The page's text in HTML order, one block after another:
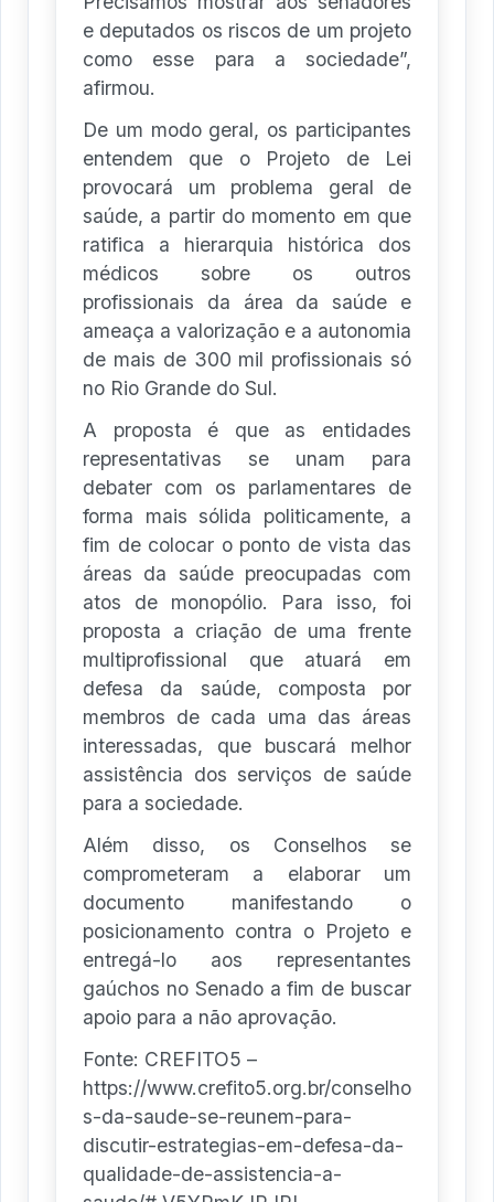
e deputados os riscos de um projeto
como esse para a sociedade”,
afirmou.
De um modo geral, os participantes
entendem que o Projeto de Lei
provocará um problema geral de
saúde, a partir do momento em que
ratifica a hierarquia histórica dos
médicos sobre os outros
profissionais da área da saúde e
ameaça a valorização e a autonomia
de mais de 300 mil profissionais só
no Rio Grande do Sul.
A proposta é que as entidades
representativas se unam para
debater com os parlamentares de
forma mais sólida politicamente, a
fim de colocar o ponto de vista das
áreas da saúde preocupadas com
atos de monopólio. Para isso, foi
proposta a criação de uma frente
multiprofissional que atuará em
defesa da saúde, composta por
membros de cada uma das áreas
interessadas, que buscará melhor
assistência dos serviços de saúde
para a sociedade.
Além disso, os Conselhos se
comprometeram a elaborar um
documento manifestando o
posicionamento contra o Projeto e
entregá-lo aos representantes
gaúchos no Senado a fim de buscar
apoio para a não aprovação.
Fonte: CREFITO5 –
https://www.crefito5.org.br/conselho
s-da-saude-se-reunem-para-
discutir-estrategias-em-defesa-da-
qualidade-de-assistencia-a-